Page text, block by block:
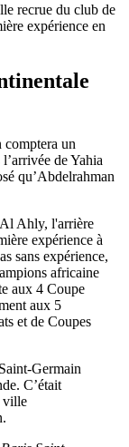
recrue du club de
expérience en
comptera un
de Yahia
qu’Abdelrahman
Ahly, l'arrière
expérience à
sans expérience,
africaine
aux 4 Coupe
aux 5
et de Coupes
Germain
C’était
ville